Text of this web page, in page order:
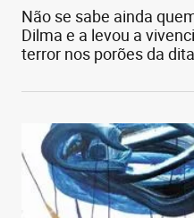
Não se sabe ainda
Dilma e a levou a
terror nos porões da